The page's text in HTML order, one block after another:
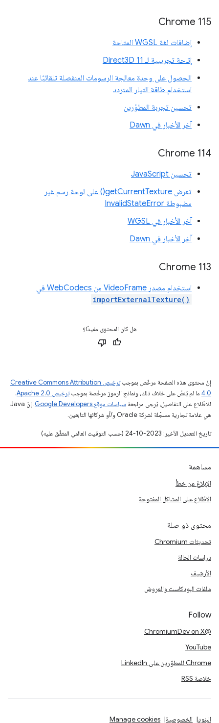
Chrome 115
إضافات لغة WGSL المتاحة
إتاحة تجريبية لـ Direct3D 11
الحصول على وحدة معالجة الرسومات المنفصلة تلقائيًا عند
استخدام طاقة التيار المتردد
تحسين تجربة المطوّرين
آخر الأخبار في Dawn
Chrome 114
تحسين JavaScript
تعرض getCurrentTexture() على لوحة رسم غير
مضبوطة InvalidStateError
آخر الأخبار في WGSL
آخر الأخبار في Dawn
Chrome 113
استخدام مصدر VideoFrame من WebCodecs في
importExternalTexture()
هل كان المحتوى مفيدًا؟
إنّ محتوى هذه الصفحة مرخّص بموجب
ترخيص Creative Commons Attribution
4.0‏ ما لم يُنصّ على خلاف ذلك، ونماذج الرموز مرخّصة بموجبترخيص Apache 2.0‏
.
للاطّلاع على التفاصيل، يُرجى مراجعة سياسات موقع Google Developers‏
. إنّ Java
هي علامة تجارية مسجَّلة لشركة Oracle و/أو شركائها التابعين.
تاريخ التعديل الأخير: 2023-10-24 (حسب التوقيت العالمي المتفَّق عليه)
مساهمة
الإبلاغ عن خطأ
الاطّلاع على المشاكل المفتوحة
محتوى ذو صلة
تحديثات Chromium
دراسات الحالة
الأرشيف
ملفات البودكاست والعروض
Follow
@ChromiumDev on X
YouTube
Chrome للمطوّرين على LinkedIn
خلاصة RSS
البنود الخصوصية Manage cookies